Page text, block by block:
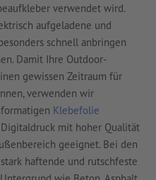
verwendet wird.
aufgeladene und
schnell anbringen
Damit Ihre Outdoor-
gewissen Zeitraum für
verwenden wir
Klebefolie
mit hoher Qualität
geeignet. Bei den
haftende und rutschfeste